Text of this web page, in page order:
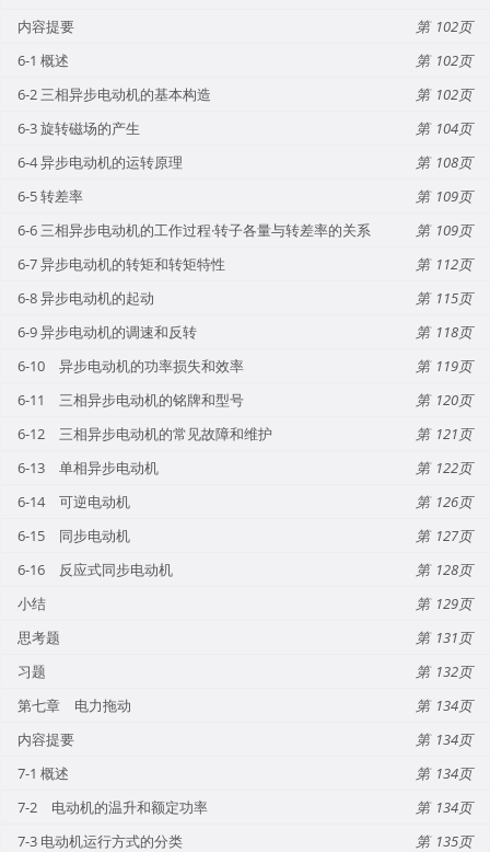
内容提要
102
6-1 概述
102
6-2 三相异步电动机的基本构造
102
6-3 旋转磁场的产生
104
6-4 异步电动机的运转原理
108
6-5 转差率
109
6-6 三相异步电动机的工作过程·转子各量与转差率的关系
109
6-7 异步电动机的转矩和转矩特性
112
6-8 异步电动机的起动
115
6-9 异步电动机的调速和反转
118
6-10 异步电动机的功率损失和效率
119
6-11 三相异步电动机的铭牌和型号
120
6-12 三相异步电动机的常见故障和维护
121
6-13 单相异步电动机
122
6-14 可逆电动机
126
6-15 同步电动机
127
6-16 反应式同步电动机
128
小结
129
思考题
131
习题
132
第七章 电力拖动
134
内容提要
134
7-1 概述
134
7-2 电动机的温升和额定功率
134
7-3 电动机运行方式的分类
135